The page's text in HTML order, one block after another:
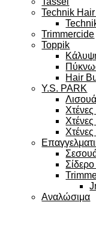
Technik
Trimmercide
Toppik
Hair
Y.S. PARK
Αναλώσιμα